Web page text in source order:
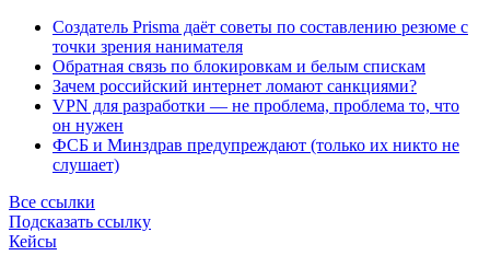
Создатель Prisma даёт советы по составлению резюме с
точки зрения нанимателя
Обратная связь по блокировкам и белым спискам
Зачем российский интернет ломают санкциями?
VPN для разработки — не проблема, проблема то, что
он нужен
ФСБ и Минздрав предупреждают (только их никто не
слушает)
Все ссылки
Подсказать ссылку
Кейсы